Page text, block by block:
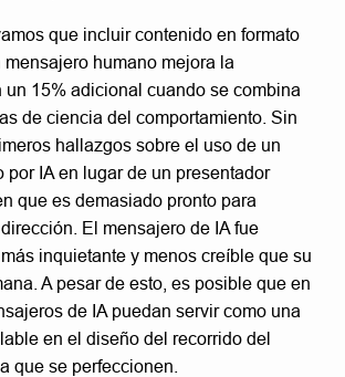
que incluir contenido en formato
humano mejora la
un 15% adicional cuando se combina
de ciencia del comportamiento. Sin
hallazgos sobre el uso de un
por IA en lugar de un presentador
que es demasiado pronto para
El mensajero de IA fue
inquietante y menos creíble que su
A pesar de esto, es posible que en
de IA puedan servir como una
en el diseño del recorrido del
que se perfeccionen.